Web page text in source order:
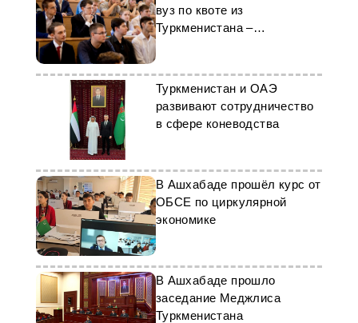
вуз по квоте из
Туркменистана –
инструкция
Туркменистан и ОАЭ
развивают сотрудничество
в сфере коневодства
В Ашхабаде прошёл курс от
ОБСЕ по циркулярной
экономике
В Ашхабаде прошло
заседание Меджлиса
Туркменистана